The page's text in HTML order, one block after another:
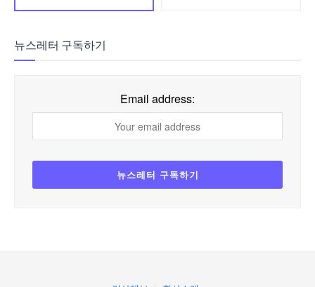
뉴스레터 구독하기
Email address: